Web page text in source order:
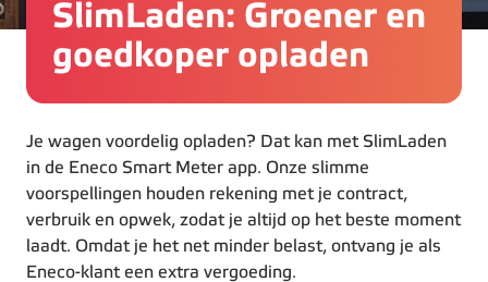
SlimLaden: Groener en
goedkoper opladen
Je wagen voordelig opladen? Dat kan met SlimLaden
in de Eneco Smart Meter app. Onze slimme
voorspellingen houden rekening met je contract,
verbruik en opwek, zodat je altijd op het beste moment
laadt. Omdat je het net minder belast, ontvang je als
Eneco-klant een extra vergoeding.